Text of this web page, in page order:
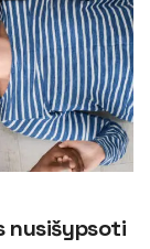
nusišypsoti